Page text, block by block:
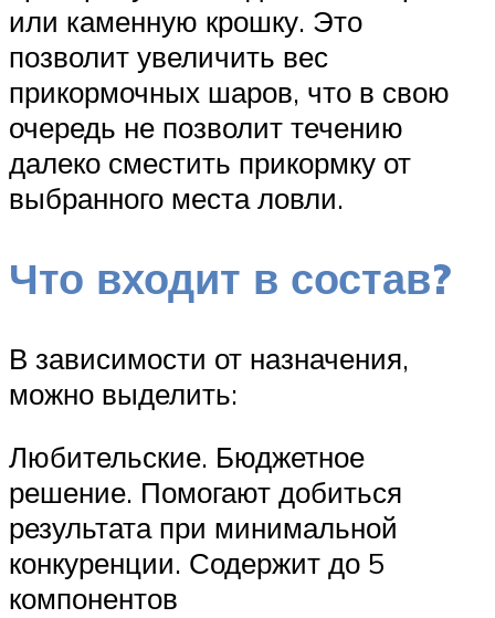
или каменную крошку. Это
позволит увеличить вес
прикормочных шаров, что в свою
очередь не позволит течению
далеко сместить прикормку от
выбранного места ловли.
Что входит в состав?
В зависимости от назначения,
можно выделить:
Любительские. Бюджетное
решение. Помогают добиться
результата при минимальной
конкуренции. Содержит до 5
компонентов